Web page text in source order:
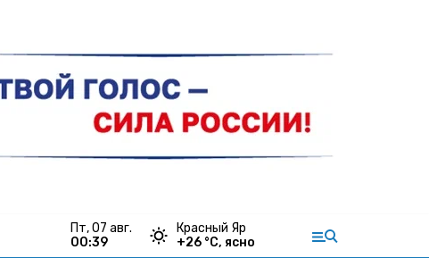
пт, 07 авг.
00:39
Красный Яр
+26 °С, ясно